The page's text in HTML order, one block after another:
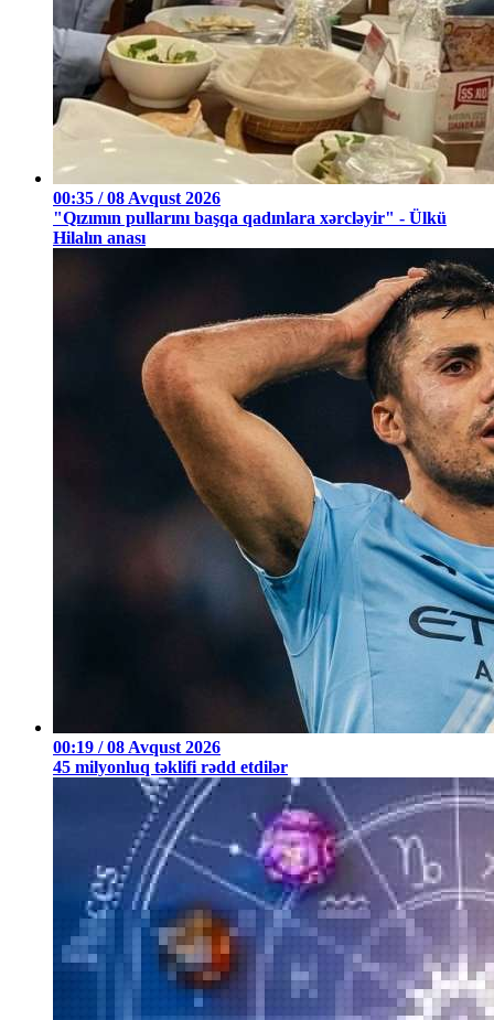
00:35 / 08 Avqust 2026
"Qızımın pullarını başqa qadınlara xərcləyir" - Ülkü
Hilalın anası
00:19 / 08 Avqust 2026
45 milyonluq təklifi rədd etdilər